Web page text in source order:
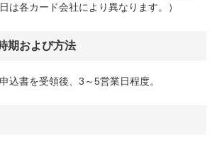
は各カード会社により異なります。）
期および方法
込書を受領後、3～5営業日程度。